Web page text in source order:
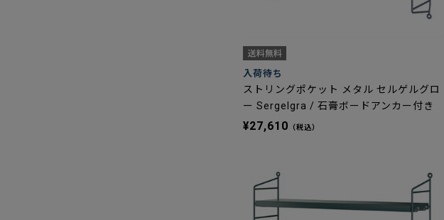
入荷待ち
ストリングポケット メタル セルゲルグロ
ー Sergelgra / 石膏ボードアンカー付き
¥27,610 （税込）